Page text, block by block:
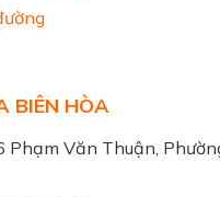
BIÊN HÒA
Phạm Văn Thuận,